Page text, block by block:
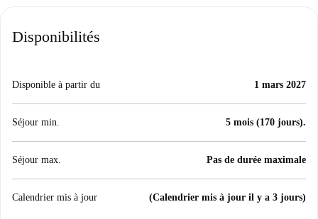
Disponibilités
Disponible à partir du 1 mars 2027
Séjour min. 5 mois (170 jours).
Séjour max. Pas de durée maximale
Calendrier mis à jour (Calendrier mis à jour il y a 3 jours)